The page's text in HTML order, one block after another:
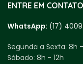
ENTRE EM
WhatsApp: (17)
Segunda a Sexta: 8h
Sábado: 8h - 12h